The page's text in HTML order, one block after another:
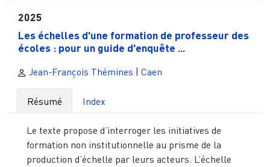
2025
Les échelles d'une formation de professeur des
écoles : pour un guide d'enquête ...
Jean-François Thémines | Caen
Résumé Index
Le texte propose d’interroger les initiatives de
formation non institutionnelle au prisme de la
production d’échelle par leurs acteurs. L’échelle